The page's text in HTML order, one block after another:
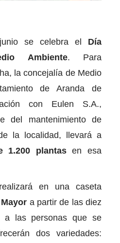
se celebra el Día
Ambiente. Para
la concejalía de Medio
de Aranda de
con Eulen S.A.,
del mantenimiento de
la localidad, llevará a
1.200 plantasen esa
en una caseta
a partir de las diez
las personas que se
dos variedades: